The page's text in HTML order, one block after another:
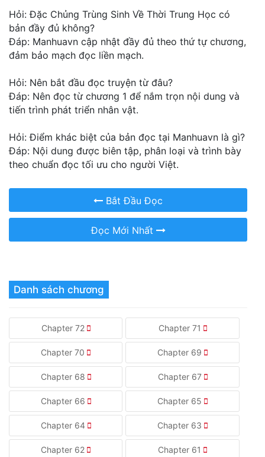
Hỏi: Đặc Chủng Trùng Sinh Về Thời Trung Học có
bản đầy đủ không?
Đáp: Manhuavn cập nhật đầy đủ theo thứ tự chương,
đảm bảo mạch đọc liền mạch.
Hỏi: Nên bắt đầu đọc truyện từ đâu?
Đáp: Nên đọc từ chương 1 để nắm trọn nội dung và
tiến trình phát triển nhân vật.
Hỏi: Điểm khác biệt của bản đọc tại Manhuavn là gì?
Đáp: Nội dung được biên tập, phân loại và trình bày
theo chuẩn đọc tối ưu cho người Việt.
Bắt Đầu Đọc
Đọc Mới Nhất
Danh sách chương
Chapter 72 Chapter 71
Chapter 70 Chapter 69
Chapter 68 Chapter 67
Chapter 66 Chapter 65
Chapter 64 Chapter 63
Chapter 62 Chapter 61